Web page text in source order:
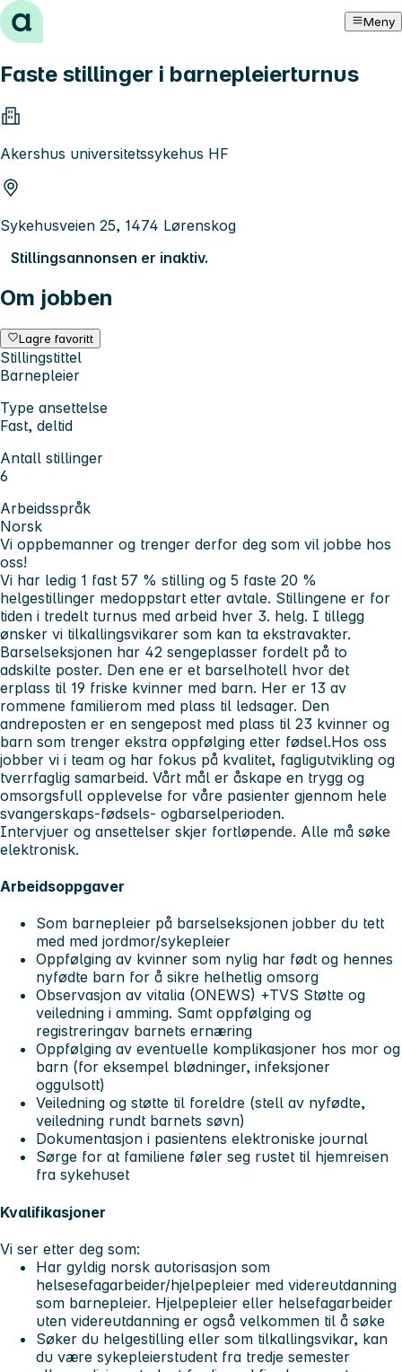
Hopp til innhold Meny
Faste stillinger i barnepleierturnus
Akershus universitetssykehus HF
Sykehusveien 25, 1474 Lørenskog
Stillingsannonsen er inaktiv.
Om jobben
Lagre favoritt
Stillingstittel
Barnepleier
Type ansettelse
Fast, deltid
Antall stillinger
6
Arbeidsspråk
Norsk
Vi oppbemanner og trenger derfor deg som vil jobbe hos
oss!
Vi har ledig 1 fast 57 % stilling og 5 faste 20 %
helgestillinger medoppstart etter avtale. Stillingene er for
tiden i tredelt turnus med arbeid hver 3. helg. I tillegg
ønsker vi tilkallingsvikarer som kan ta ekstravakter.
Barselseksjonen har 42 sengeplasser fordelt på to
adskilte poster. Den ene er et barselhotell hvor det
erplass til 19 friske kvinner med barn. Her er 13 av
rommene familierom med plass til ledsager. Den
andreposten er en sengepost med plass til 23 kvinner og
barn som trenger ekstra oppfølging etter fødsel.Hos oss
jobber vi i team og har fokus på kvalitet, fagligutvikling og
tverrfaglig samarbeid. Vårt mål er åskape en trygg og
omsorgsfull opplevelse for våre pasienter gjennom hele
svangerskaps-fødsels- ogbarselperioden.
Intervjuer og ansettelser skjer fortløpende. Alle må søke
elektronisk.
Arbeidsoppgaver
Som barnepleier på barselseksjonen jobber du tett
med med jordmor/sykepleier
Oppfølging av kvinner som nylig har født og hennes
nyfødte barn for å sikre helhetlig omsorg
Observasjon av vitalia (ONEWS) +TVS Støtte og
veiledning i amming. Samt oppfølging og
registreringav barnets ernæring
Oppfølging av eventuelle komplikasjoner hos mor og
barn (for eksempel blødninger, infeksjoner
oggulsott)
Veiledning og støtte til foreldre (stell av nyfødte,
veiledning rundt barnets søvn)
Dokumentasjon i pasientens elektroniske journal
Sørge for at familiene føler seg rustet til hjemreisen
fra sykehuset
Kvalifikasjoner
Vi ser etter deg som:
Har gyldig norsk autorisasjon som
helsesefagarbeider/hjelpepleier med videreutdanning
som barnepleier. Hjelpepleier eller helsefagarbeider
uten videreutdanning er også velkommen til å søke
Søker du helgestilling eller som tilkallingsvikar, kan
du være sykepleierstudent fra tredje semester